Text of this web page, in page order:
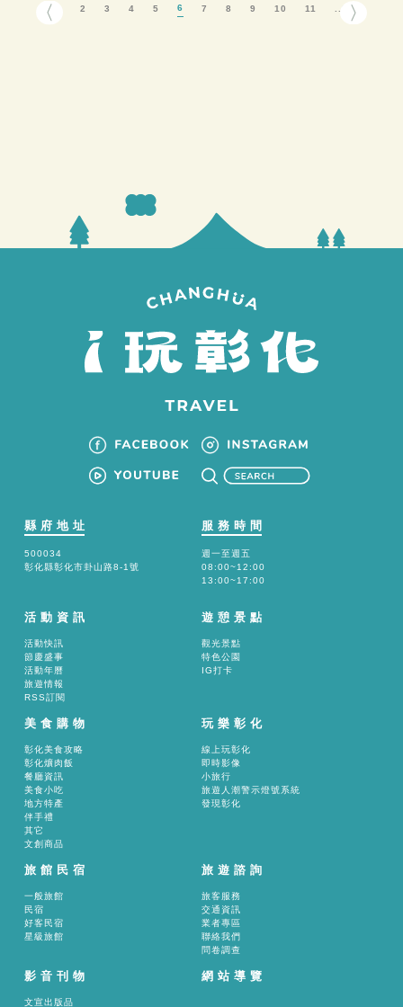
1.. 2 3 4 5 6 7 8 9 10 11 ..12
縣府地址
500034
彰化縣彰化市卦山路8-1號
服務時間
週一至週五
08:00~12:00
13:00~17:00
活動資訊
活動快訊
節慶盛事
活動年曆
旅遊情報
RSS訂閱
遊憩景點
觀光景點
特色公園
IG打卡
美食購物
彰化美食攻略
彰化爌肉飯
餐廳資訊
美食小吃
地方特產
伴手禮
其它
文創商品
玩樂彰化
線上玩彰化
即時影像
小旅行
旅遊人潮警示燈號系統
發現彰化
旅館民宿
一般旅館
民宿
好客民宿
星級旅館
旅遊諮詢
旅客服務
交通資訊
業者專區
聯絡我們
問卷調查
影音刊物
文宣出版品
網站導覽